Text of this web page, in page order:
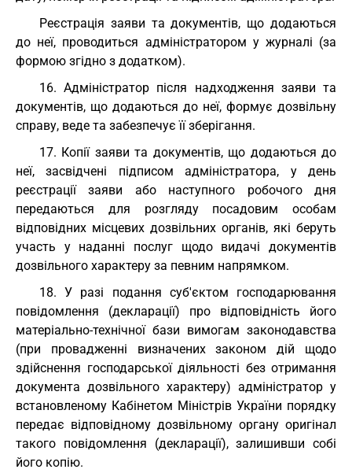
Реєстрація заяви та документів, що додаються
до неї, проводиться адміністратором у журналі (за
формою згідно з додатком).
16. Адміністратор після надходження заяви та
документів, що додаються до неї, формує дозвільну
справу, веде та забезпечує її зберігання.
17. Копії заяви та документів, що додаються до
неї, засвідчені підписом адміністратора, у день
реєстрації заяви або наступного робочого дня
передаються для розгляду посадовим особам
відповідних місцевих дозвільних органів, які беруть
участь у наданні послуг щодо видачі документів
дозвільного характеру за певним напрямком.
18. У разі подання суб'єктом господарювання
повідомлення (декларації) про відповідність його
матеріально-технічної бази вимогам законодавства
(при провадженні визначених законом дій щодо
здійснення господарської діяльності без отримання
документа дозвільного характеру) адміністратор у
встановленому Кабінетом Міністрів України порядку
передає відповідному дозвільному органу оригінал
такого повідомлення (декларації), залишивши собі
його копію.